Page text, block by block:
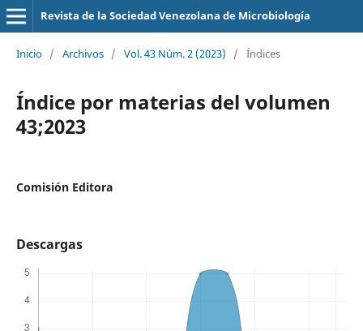
Revista de la Sociedad Venezolana de Microbiología
Inicio / Archivos / Vol. 43 Núm. 2 (2023) / Índices
Índice por materias del volumen
43;2023
Comisión Editora
Descargas